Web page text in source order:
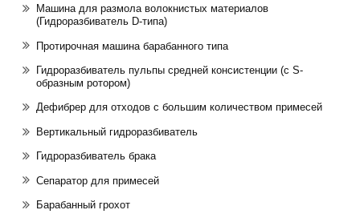
Машина для размола волокнистых материалов
(Гидроразбиватель D-типа)
Протирочная машина барабанного типа
Гидроразбиватель пульпы средней консистенции (с S-
образным ротором)
Дефибрер для отходов с большим количеством примесей
Вертикальный гидроразбиватель
Гидроразбиватель брака
Сепаратор для примесей
Барабанный грохот